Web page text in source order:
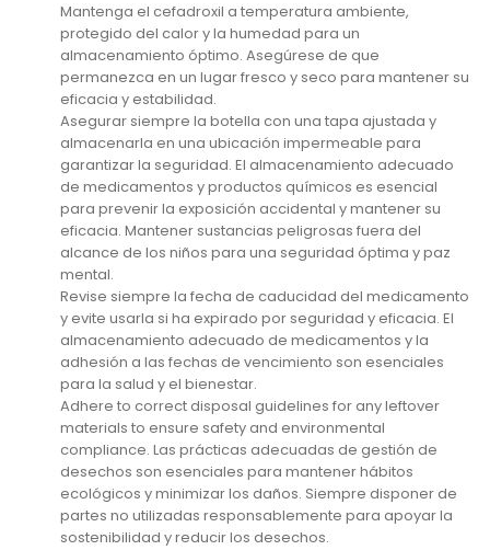
Mantenga el cefadroxil a temperatura ambiente,
protegido del calor y la humedad para un
almacenamiento óptimo. Asegúrese de que
permanezca en un lugar fresco y seco para mantener su
eficacia y estabilidad.
Asegurar siempre la botella con una tapa ajustada y
almacenarla en una ubicación impermeable para
garantizar la seguridad. El almacenamiento adecuado
de medicamentos y productos químicos es esencial
para prevenir la exposición accidental y mantener su
eficacia. Mantener sustancias peligrosas fuera del
alcance de los niños para una seguridad óptima y paz
mental.
Revise siempre la fecha de caducidad del medicamento
y evite usarla si ha expirado por seguridad y eficacia. El
almacenamiento adecuado de medicamentos y la
adhesión a las fechas de vencimiento son esenciales
para la salud y el bienestar.
Adhere to correct disposal guidelines for any leftover
materials to ensure safety and environmental
compliance. Las prácticas adecuadas de gestión de
desechos son esenciales para mantener hábitos
ecológicos y minimizar los daños. Siempre disponer de
partes no utilizadas responsablemente para apoyar la
sostenibilidad y reducir los desechos.